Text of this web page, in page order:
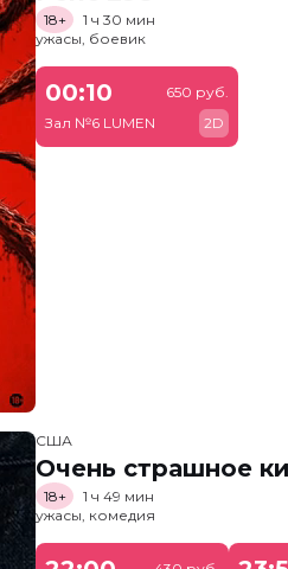
18+
1 ч 30 мин
ужасы, боевик
00:10
Зал №6 LUMEN
650 руб.
2D
США
Очень страшное
18+
1 ч 49 мин
ужасы, комедия